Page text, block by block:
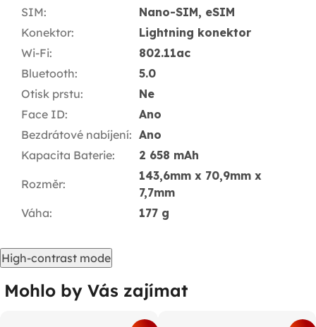
SIM:
Nano-SIM, eSIM
Konektor:
Lightning konektor
Wi-Fi:
802.11ac
Bluetooth:
5.0
Otisk prstu:
Ne
Face ID:
Ano
Bezdrátové nabíjení: Ano
Kapacita Baterie: 2 658 mAh
Rozměr:
143,6mm x 70,9mm x
7,7mm
Váha: 177 g
High-contrast mode
Mohlo by Vás zajímat